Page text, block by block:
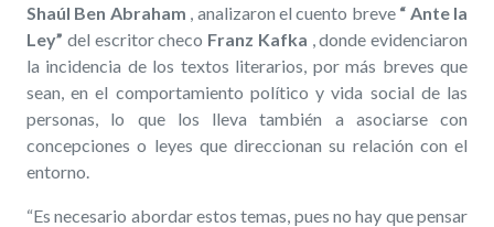
Shaúl Ben Abraham , analizaron el cuento breve “ Ante la
Ley” del escritor checo Franz Kafka , donde evidenciaron
la incidencia de los textos literarios, por más breves que
sean, en el comportamiento político y vida social de las
personas, lo que los lleva también a asociarse con
concepciones o leyes que direccionan su relación con el
entorno.
“Es necesario abordar estos temas, pues no hay que pensar